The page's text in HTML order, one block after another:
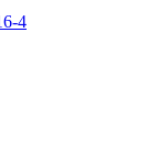
4